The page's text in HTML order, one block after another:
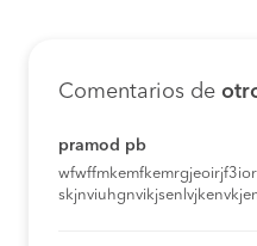
Comentarios de
pramod pb